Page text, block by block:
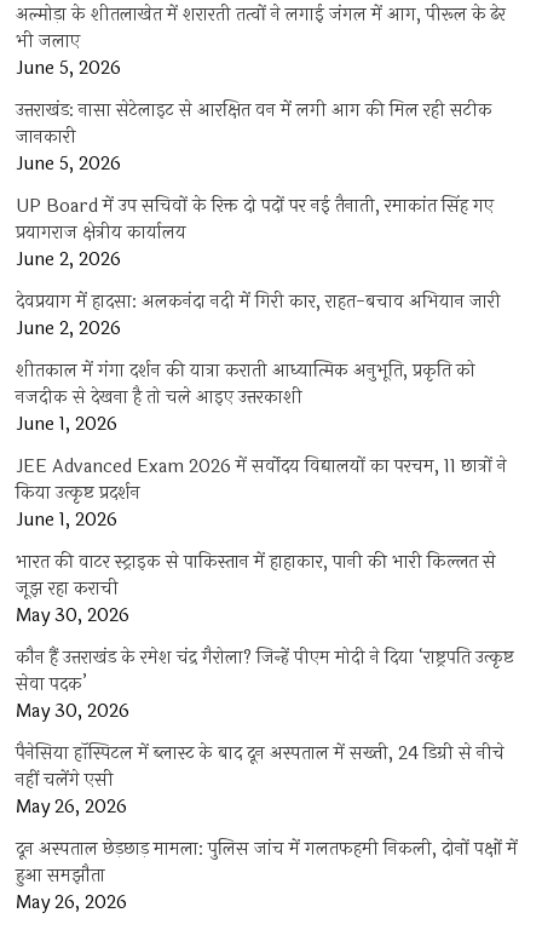
अल्मोड़ा के शीतलाखेत में शरारती तत्वों ने लगाई जंगल में आग, पीरूल के ढेर
भी जलाए
June 5, 2026
उत्तराखंड: नासा सेटेलाइट से आरक्षित वन में लगी आग की मिल रही सटीक
जानकारी
June 5, 2026
UP Board में उप सचिवों के रिक्त दो पदों पर नई तैनाती, रमाकांत सिंह गए
प्रयागराज क्षेत्रीय कार्यालय
June 2, 2026
देवप्रयाग में हादसा: अलकनंदा नदी में गिरी कार, राहत-बचाव अभियान जारी
June 2, 2026
शीतकाल में गंगा दर्शन की यात्रा कराती आध्यात्मिक अनुभूति, प्रकृति को
नजदीक से देखना है तो चले आइए उत्तरकाशी
June 1, 2026
JEE Advanced Exam 2026 में सर्वोदय विद्यालयों का परचम, 11 छात्रों ने
किया उत्कृष्ट प्रदर्शन
June 1, 2026
भारत की वाटर स्ट्राइक से पाकिस्तान में हाहाकार, पानी की भारी किल्लत से
जूझ रहा कराची
May 30, 2026
कौन हैं उत्तराखंड के रमेश चंद्र गैरोला? जिन्हें पीएम मोदी ने दिया ‘राष्ट्रपति उत्कृष्ट
सेवा पदक’
May 30, 2026
पैनेसिया हॉस्पिटल में ब्लास्ट के बाद दून अस्पताल में सख्ती, 24 डिग्री से नीचे
नहीं चलेंगे एसी
May 26, 2026
दून अस्पताल छेड़छाड़ मामला: पुलिस जांच में गलतफहमी निकली, दोनों पक्षों में
हुआ समझौता
May 26, 2026